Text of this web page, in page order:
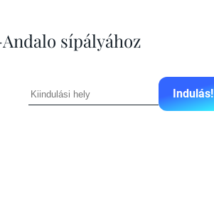
sípályához
Indulás!